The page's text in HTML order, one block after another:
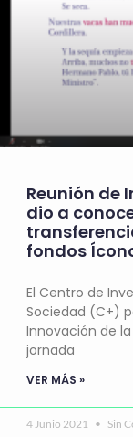
Reunión de
dio a
fondos
El Centro de
Sociedad (C+)
Innovación de
jornada
VER MÁS »
4 Junio 2021 Sin